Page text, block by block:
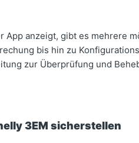
App anzeigt, gibt es mehrere
bis hin zu
zur Überprüfung und
3EM sicherstellen